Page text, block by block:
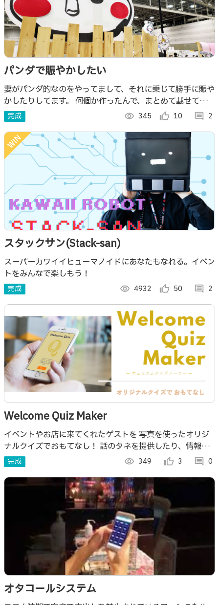
パンダで賑やかしたい
妻がパンダ的なのをやってまして、それに乗じて勝手に賑や
かしたりしてます。 何個か作ったんで、まとめて載せてみま
す。
完成 visibility 345 thumb_up_alt 10 comment 2
スタックサン(Stack-san)
スーパーカワイイヒューマノイドにあなたもなれる。イベン
トをみんなで楽しもう！
完成 visibility 4932 thumb_up_alt 50 comment 2
Welcome Quiz Maker
イベントやお店に来てくれたゲストを 写真を使ったオリジ
ナルクイズでおもてなし！ 話のタネを提供したり、情報発
信ができるサービスです。
完成 visibility 349 thumb_up_alt 3 comment 0
オタコールシステム